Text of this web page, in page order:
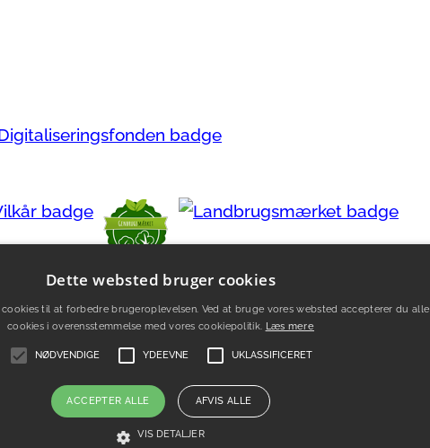
Dette websted bruger cookies
til at forbedre brugeroplevelsen. Ved at bruge vores websted accepterer du alle
cookies i overensstemmelse med vores cookiepolitik. Læs mere
NØDVENDIGE YDEEVNE UKLASSIFICERET
ACCEPTER ALLE AFVIS ALLE
VIS DETALJER